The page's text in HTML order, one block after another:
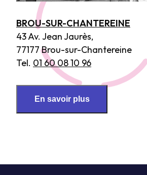
BROU-SUR-CHANTEREINE
43 Av. Jean Jaurès,
77177 Brou-sur-Chantereine
Tel. 01 60 08 10 96
En savoir plus